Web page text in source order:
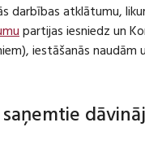
darbības atklātumu,
partijas iesniedz un
iestāšanās